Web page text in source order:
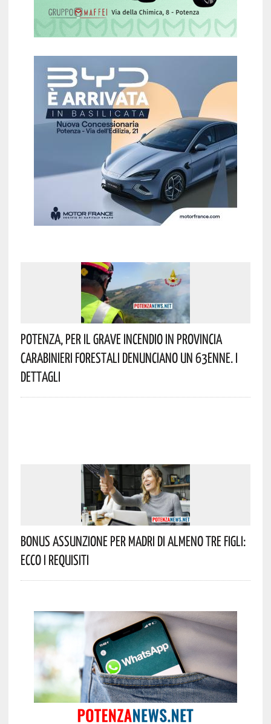
Potenza, Per Il Grave Incendio In Provincia
Carabinieri Forestali Denunciano Un 63enne. I
Dettagli
Bonus Assunzione Per Madri Di Almeno Tre Figli:
Ecco I Requisiti